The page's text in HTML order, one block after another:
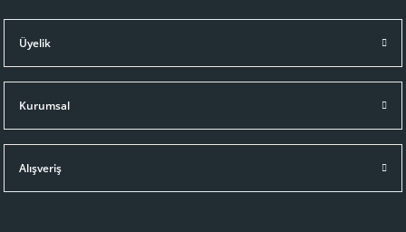
Üyelik
Kurumsal
Alışveriş